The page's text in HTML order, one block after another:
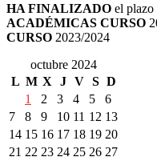
HA FINALIZADO el plazo
ACADÉMICAS CURSO
CURSO 2023/2024
Barra
lateral
primaria
octubre 2024
L M X J V S D
1
2 3 4 5
6
7
8 9 10 11 12 13
14 15 16 17 18 19 20
21 22 23 24 25 26 27